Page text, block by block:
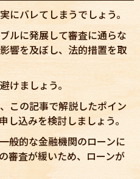
にバレてしまうでしょう。
ルに発展して審査に通らな
響を及ぼし、法的措置を取
けましょう。
この記事で解説したポイン
し込みを検討しましょう。
般的な金融機関のローンに
審査が緩いため、ローンが